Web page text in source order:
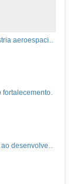
Iniciativas centradas no fortalecemento do sector aeroespacial en Galicia